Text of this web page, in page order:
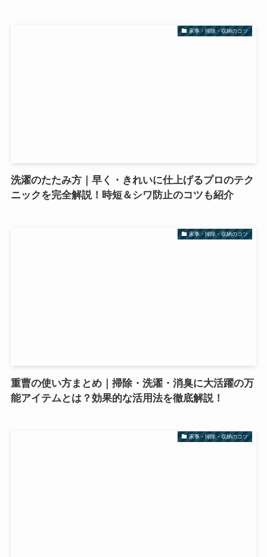
家事・掃除・収納のコツ
洗濯のたたみ方｜早く・きれいに仕上げるプロのテク
ニックを完全解説！時短＆シワ防止のコツも紹介
家事・掃除・収納のコツ
重曹の使い方まとめ｜掃除・洗濯・消臭に大活躍の万
能アイテムとは？効果的な活用法を徹底解説！
家事・掃除・収納のコツ